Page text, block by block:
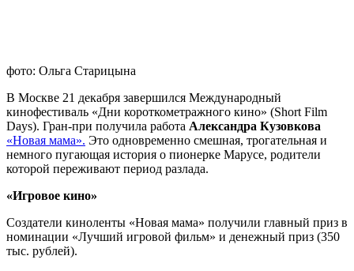
фото: Ольга Старицына
В Москве 21 декабря завершился Международный
кинофестиваль «Дни короткометражного кино» (Short Film
Days). Гран-при получила работа Александра Кузовкова
«Новая мама». Это одновременно смешная, трогательная и
немного пугающая история о пионерке Марусе, родители
которой переживают период разлада.
«Игровое кино»
Создатели киноленты «Новая мама» получили главный приз в
номинации «Лучший игровой фильм» и денежный приз (350
тыс. рублей).